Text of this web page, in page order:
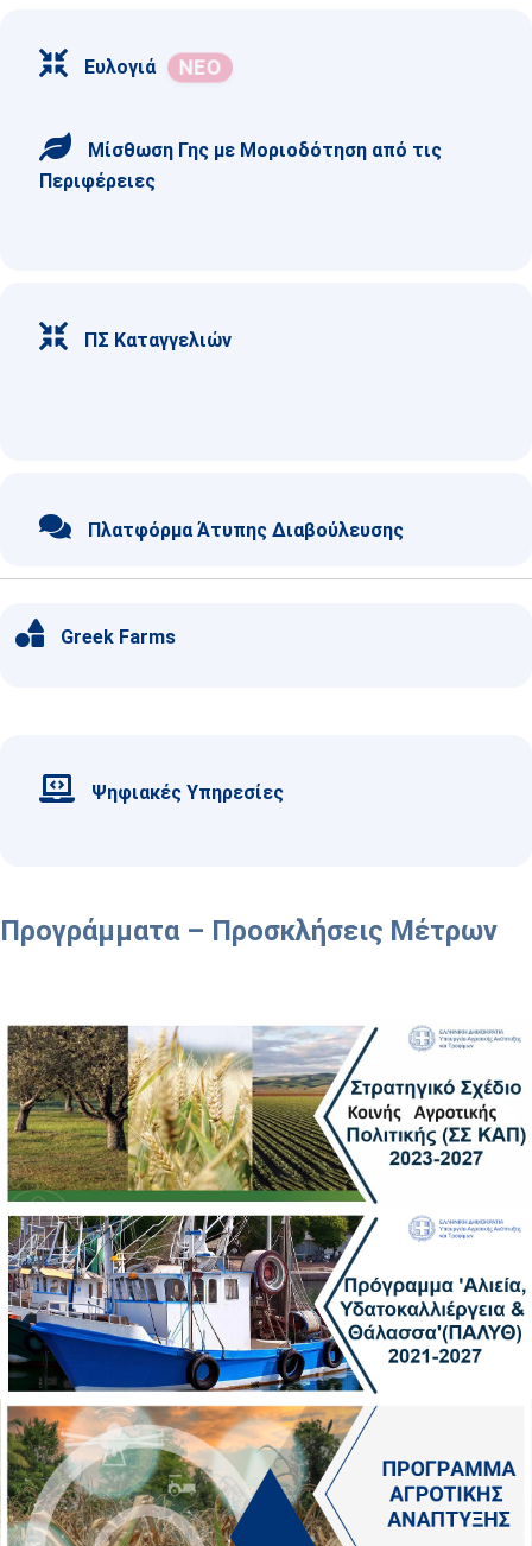
Ευλογιά
Μίσθωση Γης με Μοριοδότηση από τις
Περιφέρειες
ΠΣ Καταγγελιών
Πλατφόρμα Άτυπης Διαβούλευσης
Greek Farms
Ψηφιακές Υπηρεσίες
Προγράμματα – Προσκλήσεις Μέτρων